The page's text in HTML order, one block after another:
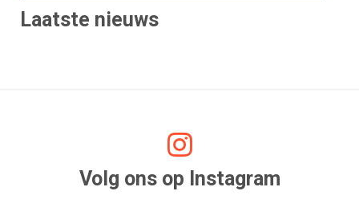
Laatste nieuws
Volg ons op Instagram